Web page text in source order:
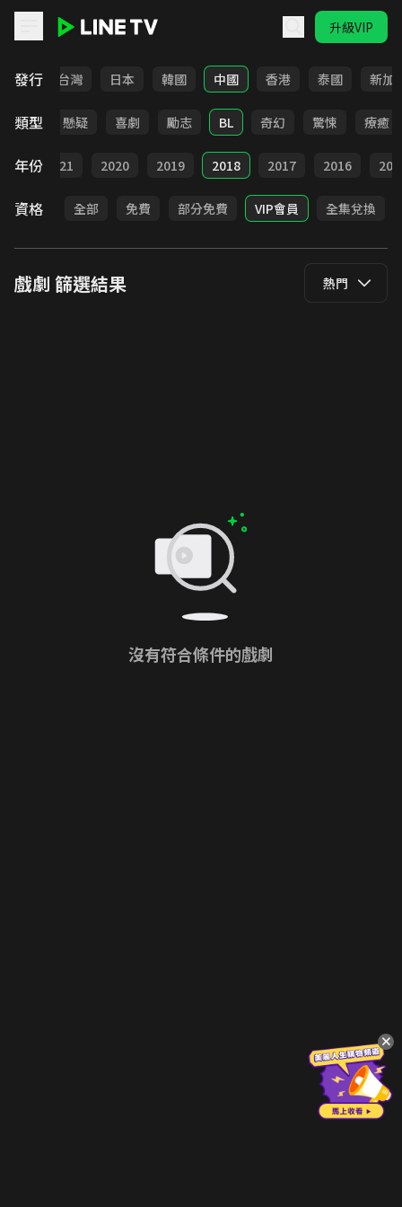
升級VIP
發行
全部 台灣 日本 韓國 中國 香港 泰國 新加
類型
甜寵 懸疑 喜劇 勵志 BL 奇幻 驚悚 療癒
年份 2021 2020 2019 2018 2017 2016
資格 全部 免費 部分免費 VIP會員 全集兌換
戲劇 篩選結果 熱門
沒有符合條件的戲劇